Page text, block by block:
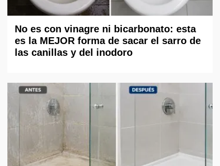
No es con vinagre ni bicarbonato: esta
es la MEJOR forma de sacar el sarro de
las canillas y del inodoro